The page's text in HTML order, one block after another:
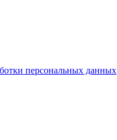
персональных данных